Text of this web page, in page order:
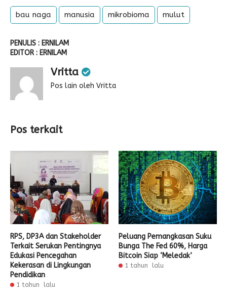
bau naga manusia mikrobioma mulut
PENULIS : ERNILAM
EDITOR : ERNILAM
Vritta
Pos lain oleh Vritta
Pos terkait
RPS, DP3A dan Stakeholder
Terkait Serukan Pentingnya
Edukasi Pencegahan
Kekerasan di Lingkungan
Pendidikan
1 tahun lalu
Peluang Pemangkasan Suku
Bunga The Fed 60%, Harga
Bitcoin Siap ‘Meledak’
1 tahun lalu